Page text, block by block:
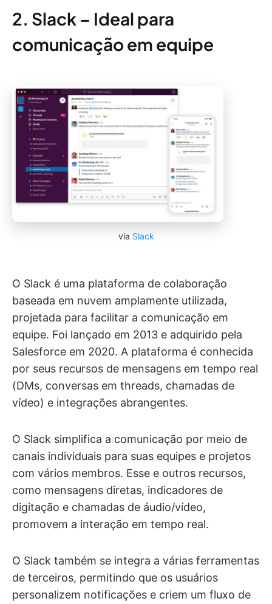
2. Slack – Ideal para
comunicação em equipe
via Slack
O Slack é uma plataforma de colaboração
baseada em nuvem amplamente utilizada,
projetada para facilitar a comunicação em
equipe. Foi lançado em 2013 e adquirido pela
Salesforce em 2020. A plataforma é conhecida
por seus recursos de mensagens em tempo real
(DMs, conversas em threads, chamadas de
vídeo) e integrações abrangentes.
O Slack simplifica a comunicação por meio de
canais individuais para suas equipes e projetos
com vários membros. Esse e outros recursos,
como mensagens diretas, indicadores de
digitação e chamadas de áudio/vídeo,
promovem a interação em tempo real.
O Slack também se integra a várias ferramentas
de terceiros, permitindo que os usuários
personalizem notificações e criem um fluxo de